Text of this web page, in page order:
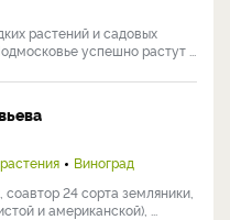
растений и садовых
успешно растут ...
Виноград
24 сорта земляники,
и американской), ...